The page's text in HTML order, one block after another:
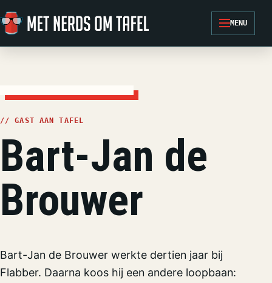
Ga naar de inhoud
MENU
// GAST AAN TAFEL
Bart-Jan de
Brouwer
Bart-Jan de Brouwer werkte dertien jaar bij
Flabber. Daarna koos hij een andere loopbaan: